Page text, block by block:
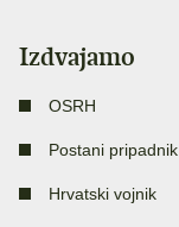
Izdvajamo
OSRH
Postani
Hrvatski vojnik